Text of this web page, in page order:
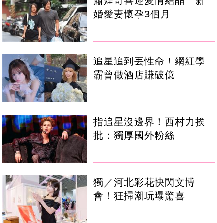
婚愛妻懷孕3個月
追星追到丟性命！網紅學
霸曾做酒店賺破億
指追星沒邊界！西村力挨
批：獨厚國外粉絲
獨／河北彩花快閃文博
會！狂掃潮玩曝驚喜